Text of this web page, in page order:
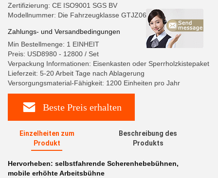
Zertifizierung: CE ISO9001 SGS BV
Modellnummer: Die Fahrzeugklasse GTJZ06
Zahlungs- und Versandbedingungen
Min Bestellmenge: 1 EINHEIT
Preis: USD8980 - 12800 / Set
Verpackung Informationen: Eisenkasten oder Sperrholzkistepaket
Lieferzeit: 5-20 Arbeit Tage nach Ablagerung
Versorgungsmaterial-Fähigkeit: 1200 Einheiten pro Jahr
Beste Preis erhalten
Einzelheiten zum
Produkt
Beschreibung des
Produkts
Hervorheben: selbstfahrende Scherenhebebühnen,
mobile erhöhte Arbeitsbühne